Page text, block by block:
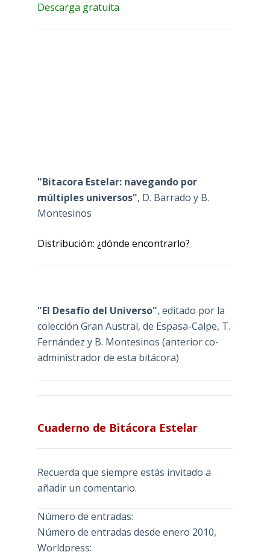
Descarga gratuita
"Bitacora Estelar: navegando por
múltiples universos", D. Barrado y B.
Montesinos
Distribución: ¿dónde encontrarlo?
"El Desafío del Universo", editado por la
colección Gran Austral, de Espasa-Calpe, T.
Fernández y B. Montesinos (anterior co-
administrador de esta bitácora)
Cuaderno de Bitácora Estelar
Recuerda que siempre estás invitado a
añadir un comentario.
Número de entradas:
Número de entradas desde enero 2010,
Worldpress: